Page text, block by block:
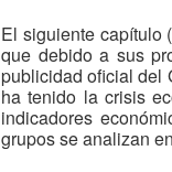
El siguiente capítulo
que debido a sus
publicidad oficial del
ha tenido la crisis
indicadores
grupos se analizan